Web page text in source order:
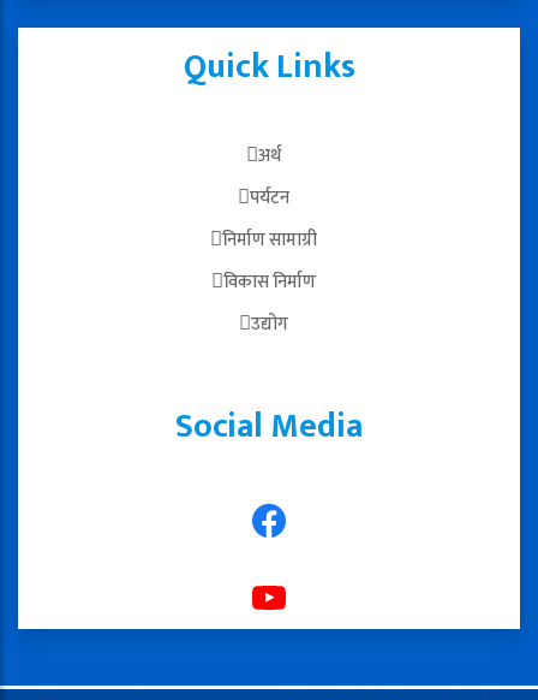
Quick Links
अर्थ
पर्यटन
निर्माण सामाग्री
विकास निर्माण
उद्योग
Social Media